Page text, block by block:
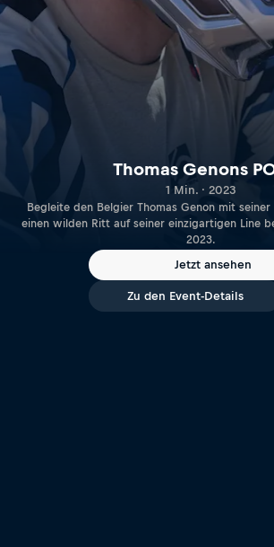
Thomas Genons
1 Min. · 2023
Begleite den Belgier Thomas Genon mit
einen wilden Ritt auf seiner einzigartigen Line
2023.
Jetzt ansehen
Zu den Event-Details